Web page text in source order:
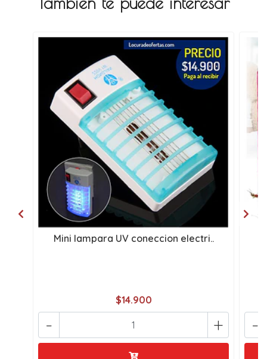
Mini lampara UV coneccion electri..
$14.900
+
- -